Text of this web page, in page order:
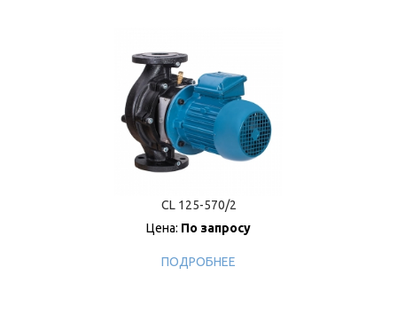
CL 125-570/2
Цена: По запросу
ПОДРОБНЕЕ